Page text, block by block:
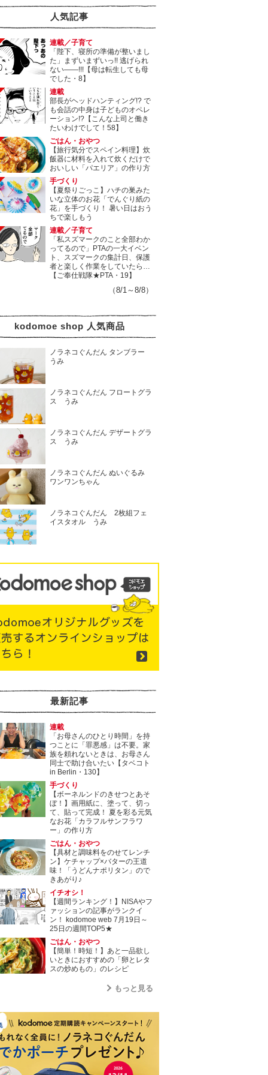
人気記事
連載／子育て
「陛下、寝所の準備が整いまし
た」まずいまずいっ!! 逃げられ
ない――!!!【母は転生しても母
でした・8】
連載
部長がヘッドハンティング!? で
も会話の中身は子どものオペレ
ーション!?【こんな上司と働き
たいわけでして！58】
ごはん・おやつ
【旅行気分でスペイン料理】炊
飯器に材料を入れて炊くだけで
おいしい「パエリア」の作り方
手づくり
【夏祭りごっこ】ハチの巣みた
いな立体のお花「でんぐり紙の
花」を手づくり！ 暑い日はおう
ちで楽しもう
連載／子育て
「私スズマークのこと全部わか
ってるので」PTAの一大イベン
ト、スズマークの集計日、保護
者と楽しく作業をしていたら…
【ご奉仕戦隊★PTA・19】
（8/1～8/8）
kodomoe shop 人気商品
ノラネコぐんだん タンブラー
うみ
ノラネコぐんだん フロートグラ
ス うみ
ノラネコぐんだん デザートグラ
ス うみ
ノラネコぐんだん ぬいぐるみ
ワンワンちゃん
ノラネコぐんだん 2枚組フェ
イスタオル うみ
最新記事
連載
「お母さんのひとり時間」を持
つことに「罪悪感」は不要。家
族を頼れないときは、お母さん
同士で助け合いたい【タベコト
in Berlin・130】
手づくり
【ボーネルンドのきせつとあそ
ぼ！】画用紙に、塗って、切っ
て、貼って完成！ 夏を彩る元気
なお花「カラフルサンフラワ
ー」の作り方
ごはん・おやつ
【具材と調味料をのせてレンチ
ン】ケチャップ×バターの王道
味！「うどんナポリタン」ので
きあがり♪
イチオシ！
【週間ランキング！】NISAやフ
ァッションの記事がランクイ
ン！ kodomoe web 7月19日～
25日の週間TOP5★
ごはん・おやつ
【簡単！時短！】あと一品欲し
いときにおすすめの「卵とレタ
スの炒めもの」のレシピ
もっと見る